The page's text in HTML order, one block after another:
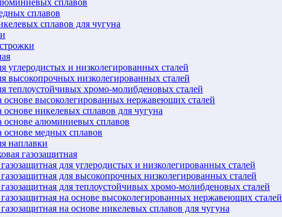
сплавов
сплавов
сплавов для чугуна
углеродистых и низколегированных сталей
высокопрочных низколегированных сталей
теплоустойчивых хромо-молибденовых сталей
высоколегированных нержавеющих сталей
никелевых сплавов для чугуна
основе алюминиевых сплавов
медных сплавов
наплавки
газозащитная
для углеродистых и низколегированных сталей
для высокопрочных низколегированных сталей
для теплоустойчивых хромо-молибденовых сталей
на основе высоколегированных нержавеющих сталей
на основе никелевых сплавов для чугуна